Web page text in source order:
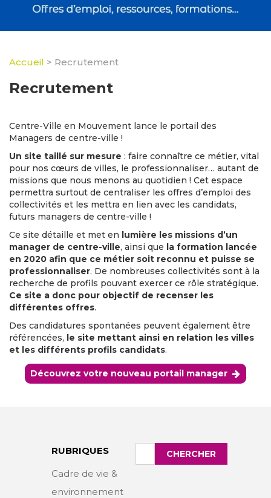
Accueil > Recrutement
Recrutement
Centre-Ville en Mouvement lance le portail des
Managers de centre-ville !
Un site taillé sur mesure : faire connaître ce métier, vital
pour nos cœurs de villes, le professionnaliser… autant de
missions que nous menons au quotidien ! Cet espace
permettra surtout de centraliser les offres d’emploi des
collectivités et les mettra en lien avec les candidats,
futurs managers de centre-ville !
Ce site détaille et met en lumière les missions d’un
manager de centre-ville, ainsi que la formation lancée
en 2020 afin que ce métier soit reconnu et puisse se
professionnaliser. De nombreuses collectivités sont à la
recherche de profils pouvant exercer ce rôle stratégique.
Ce site a donc pour objectif de recenser les
différentes offres.
Des candidatures spontanées peuvent également être
référencées, le site mettant ainsi en relation les villes
et les différents profils candidats.
Découvrez votre nouveau portail manager
RUBRIQUES
Cadre de vie &
environnement
Rechercher
:
CHERCHER